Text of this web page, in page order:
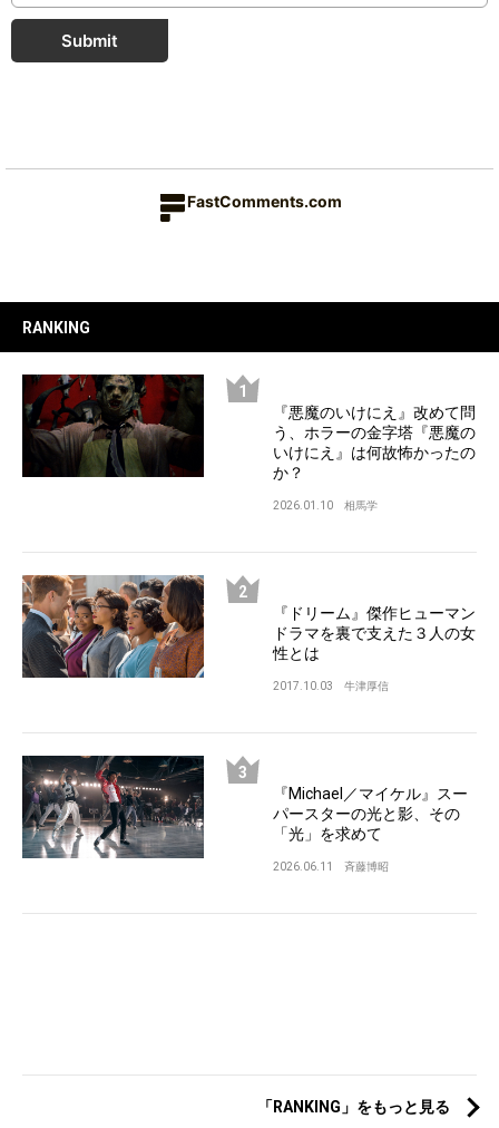
Submit
FastComments.com
RANKING
『悪魔のいけにえ』改めて問
う、ホラーの金字塔『悪魔の
いけにえ』は何故怖かったの
か？
2026.01.10 相馬学
『ドリーム』傑作ヒューマン
ドラマを裏で支えた３人の女
性とは
2017.10.03 牛津厚信
『Michael／マイケル』スー
パースターの光と影、その
「光」を求めて
2026.06.11 斉藤博昭
「RANKING」をもっと見る